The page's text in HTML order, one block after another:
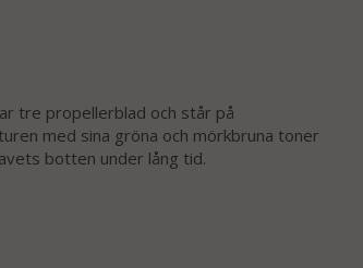
tre propellerblad och står på
med sina gröna och mörkbruna toner
botten under lång tid.